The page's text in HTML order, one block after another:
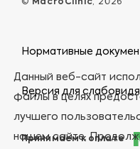
© MacroClinic, 2026
Нормативные
Версия для
Принимаем к оплате
Данный веб-сайт
файлы в целях
лучшего
нашем сайте.